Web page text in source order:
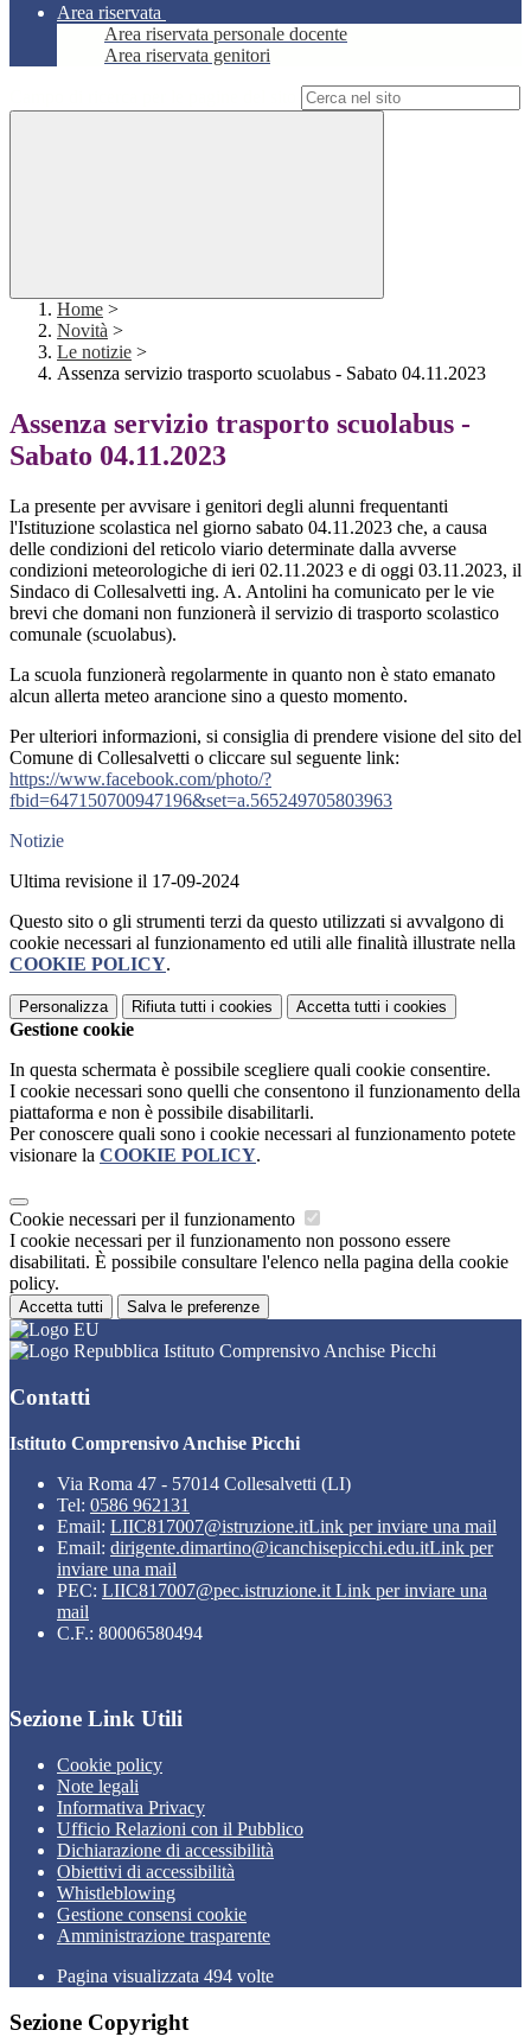
Area riservata
Area riservata personale docente
Area riservata genitori
Home >
Novità >
Le notizie >
Assenza servizio trasporto scuolabus - Sabato 04.11.2023
Assenza servizio trasporto scuolabus -
Sabato 04.11.2023
La presente per avvisare i genitori degli alunni frequentanti
l'Istituzione scolastica nel giorno sabato 04.11.2023 che, a causa
delle condizioni del reticolo viario determinate dalla avverse
condizioni meteorologiche di ieri 02.11.2023 e di oggi 03.11.2023, il
Sindaco di Collesalvetti ing. A. Antolini ha comunicato per le vie
brevi che domani non funzionerà il servizio di trasporto scolastico
comunale (scuolabus).
La scuola funzionerà regolarmente in quanto non è stato emanato
alcun allerta meteo arancione sino a questo momento.
Per ulteriori informazioni, si consiglia di prendere visione del sito del
Comune di Collesalvetti o cliccare sul seguente link:
https://www.facebook.com/photo/?
fbid=647150700947196&set=a.565249705803963
Notizie
Ultima revisione il 17-09-2024
Questo sito o gli strumenti terzi da questo utilizzati si avvalgono di
cookie necessari al funzionamento ed utili alle finalità illustrate nella
COOKIE POLICY.
Personalizza Rifiuta tutti i cookies Accetta tutti i cookies
Gestione cookie
In questa schermata è possibile scegliere quali cookie consentire.
I cookie necessari sono quelli che consentono il funzionamento della
piattaforma e non è possibile disabilitarli.
Per conoscere quali sono i cookie necessari al funzionamento potete
visionare la COOKIE POLICY.
Cookie necessari per il funzionamento
I cookie necessari per il funzionamento non possono essere
disabilitati. È possibile consultare l'elenco nella pagina della cookie
policy.
Accetta tutti Salva le preferenze
Istituto Comprensivo Anchise Picchi
Contatti
Istituto Comprensivo Anchise Picchi
Via Roma 47 - 57014 Collesalvetti (LI)
Tel: 0586 962131
Email: LIIC817007@istruzione.itLink per inviare una mail
Email: dirigente.dimartino@icanchisepicchi.edu.itLink per
inviare una mail
PEC: LIIC817007@pec.istruzione.it Link per inviare una
mail
C.F.: 80006580494
Sezione Link Utili
Cookie policy
Note legali
Informativa Privacy
Ufficio Relazioni con il Pubblico
Dichiarazione di accessibilità
Obiettivi di accessibilità
Whistleblowing
Gestione consensi cookie
Amministrazione trasparente
Pagina visualizzata 494 volte
Sezione Copyright